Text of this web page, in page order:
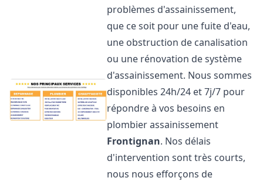
problèmes d'assainissement,
que ce soit pour une fuite d'eau,
une obstruction de canalisation
ou une rénovation de système
d'assainissement. Nous sommes
disponibles 24h/24 et 7j/7 pour
répondre à vos besoins en
plombier assainissement
Frontignan. Nos délais
d'intervention sont très courts,
nous nous efforçons de